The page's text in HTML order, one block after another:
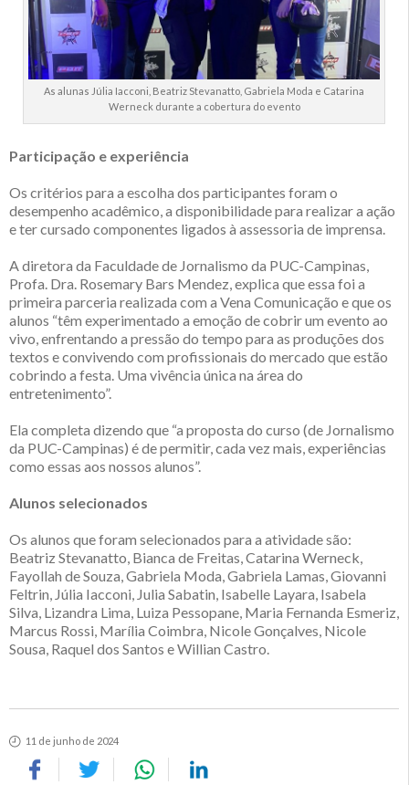
As alunas Júlia Iacconi, Beatriz Stevanatto, Gabriela Moda e Catarina
Werneck durante a cobertura do evento
Participação e experiência
Os critérios para a escolha dos participantes foram o
desempenho acadêmico, a disponibilidade para realizar a ação
e ter cursado componentes ligados à assessoria de imprensa.
A diretora da Faculdade de Jornalismo da PUC-Campinas,
Profa. Dra. Rosemary Bars Mendez, explica que essa foi a
primeira parceria realizada com a Vena Comunicação e que os
alunos “têm experimentado a emoção de cobrir um evento ao
vivo, enfrentando a pressão do tempo para as produções dos
textos e convivendo com profissionais do mercado que estão
cobrindo a festa. Uma vivência única na área do
entretenimento”.
Ela completa dizendo que “a proposta do curso (de Jornalismo
da PUC-Campinas) é de permitir, cada vez mais, experiências
como essas aos nossos alunos”.
Alunos selecionados
Os alunos que foram selecionados para a atividade são:
Beatriz Stevanatto, Bianca de Freitas, Catarina Werneck,
Fayollah de Souza, Gabriela Moda, Gabriela Lamas, Giovanni
Feltrin, Júlia Iacconi, Julia Sabatin, Isabelle Layara, Isabela
Silva, Lizandra Lima, Luiza Pessopane, Maria Fernanda Esmeriz,
Marcus Rossi, Marília Coimbra, Nicole Gonçalves, Nicole
Sousa, Raquel dos Santos e Willian Castro.
11 de junho de 2024